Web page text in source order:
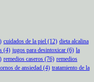
cuidados de la piel (12) dieta alcalina
(4) jugos para desintoxicar (6) la
remedios caseros (76) remedios
de ansiedad (4) tratamiento de la